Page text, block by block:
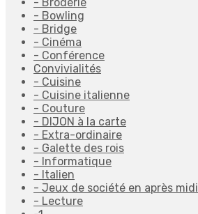
- Bowling
- Bridge
- Cinéma
- Conférence
Convivialités
- Cuisine
- Cuisine italienne
- Couture
- DIJON à la carte
- Extra-ordinaire
- Galette des rois
- Informatique
- Italien
- Jeux de société en après midi
- Lecture